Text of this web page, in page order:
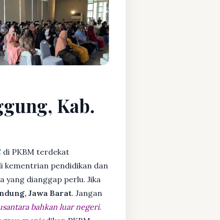
Kab.
di PKBM terdekat
kementrian pendidikan dan
yang dianggap perlu. Jika
Jawa Barat. Jangan
bahkan luar negeri.